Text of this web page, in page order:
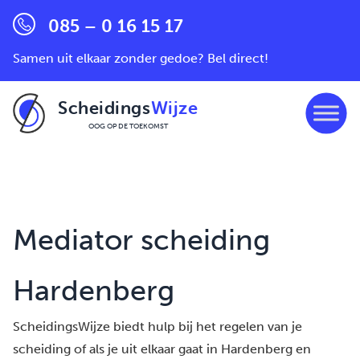
085 – 0 16 15 17
Samen uit elkaar zonder gedoe? Bel direct!
ScheidingsWijze
OOG OP DE TOEKOMST
Mediator scheiding
Hardenberg
ScheidingsWijze biedt hulp bij het regelen van je
scheiding of als je uit elkaar gaat in Hardenberg en